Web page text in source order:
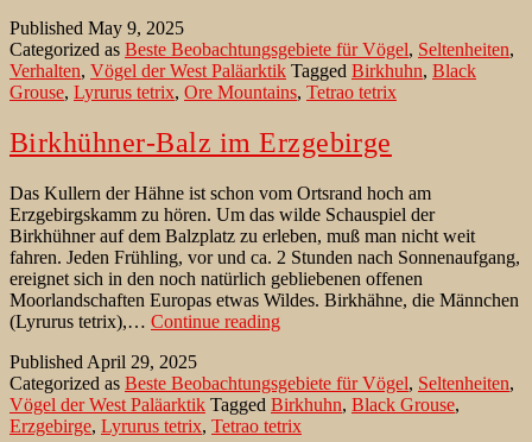
Eleganz
des
Fluges
des
bei
der
Published May 9, 2025
Categorized as Beste Beobachtungsgebiete für Vögel, Seltenheiten,
Verhalten, Vögel der West Paläarktik Tagged Birkhuhn, Black
Grouse, Lyrurus tetrix, Ore Mountains, Tetrao tetrix
Birkhühner-Balz im Erzgebirge
Das Kullern der Hähne ist schon vom Ortsrand hoch am
Erzgebirgskamm zu hören. Um das wilde Schauspiel der
Birkhühner auf dem Balzplatz zu erleben, muß man nicht weit
fahren. Jeden Frühling, vor und ca. 2 Stunden nach Sonnenaufgang,
ereignet sich in den noch natürlich gebliebenen offenen
Moorlandschaften Europas etwas Wildes. Birkhähne, die Männchen
(Lyrurus tetrix),… Continue readingBirkhühner-
Erzgebirge
Published April 29, 2025
Categorized as Beste Beobachtungsgebiete für Vögel, Seltenheiten,
Vögel der West Paläarktik Tagged Birkhuhn, Black Grouse,
Erzgebirge, Lyrurus tetrix, Tetrao tetrix